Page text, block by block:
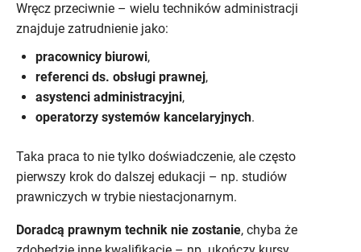
Wręcz przeciwnie – wielu techników administracji
znajduje zatrudnienie jako:
pracownicy biurowi,
referenci ds. obsługi prawnej,
asystenci administracyjni,
operatorzy systemów kancelaryjnych.
Taka praca to nie tylko doświadczenie, ale często
pierwszy krok do dalszej edukacji – np. studiów
prawniczych w trybie niestacjonarnym.
Doradcą prawnym technik nie zostanie, chyba że